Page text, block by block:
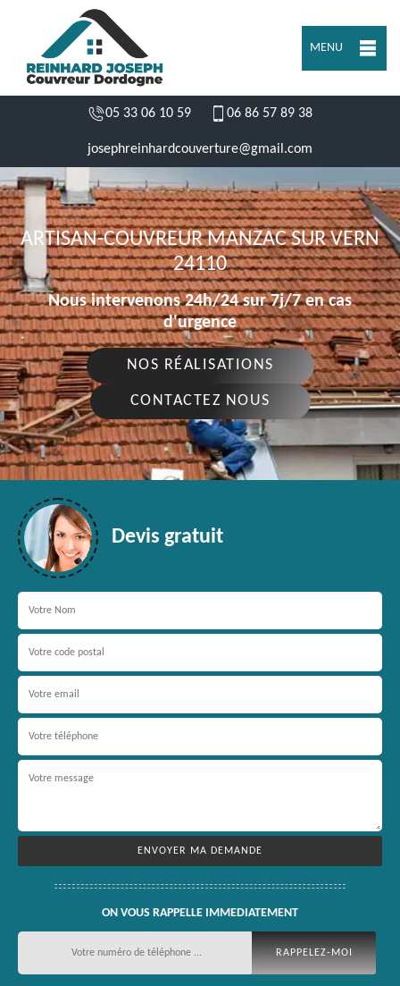
MENU
05 33 06 10 59 06 86 57 89 38
josephreinhardcouverture@gmail.com
ARTISAN-COUVREUR MANZAC SUR VERN
24110
Nous intervenons 24h/24 sur 7j/7 en cas
d'urgence
NOS RÉALISATIONS
CONTACTEZ NOUS
Devis gratuit
ON VOUS RAPPELLE IMMEDIATEMENT